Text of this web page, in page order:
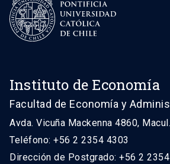
Instituto de Economía
Facultad de Economía y
Avda. Vicuña Mackenna 4860,
Teléfono: +56 2 2354 4303
Dirección de Postgrado: +56 2